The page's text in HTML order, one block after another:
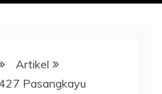
Artikel
Pasangkayu